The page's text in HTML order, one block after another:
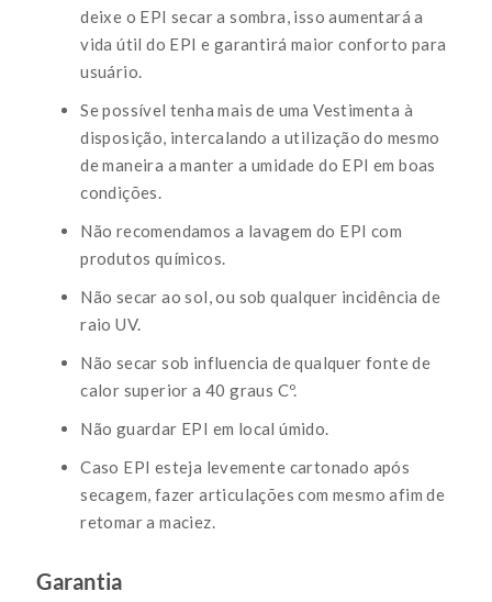
deixe o EPI secar a sombra, isso aumentará a
vida útil do EPI e garantirá maior conforto para
usuário.
Se possível tenha mais de uma Vestimenta à
disposição, intercalando a utilização do mesmo
de maneira a manter a umidade do EPI em boas
condições.
Não recomendamos a lavagem do EPI com
produtos químicos.
Não secar ao sol, ou sob qualquer incidência de
raio UV.
Não secar sob influencia de qualquer fonte de
calor superior a 40 graus Cº.
Não guardar EPI em local úmido.
Caso EPI esteja levemente cartonado após
secagem, fazer articulações com mesmo afim de
retomar a maciez.
Garantia